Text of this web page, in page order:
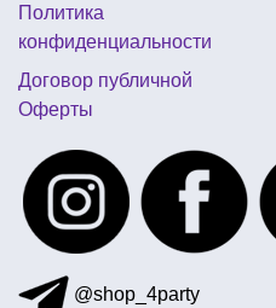
Политика
конфиденциальности
Договор публичной
Оферты
@shop_4party